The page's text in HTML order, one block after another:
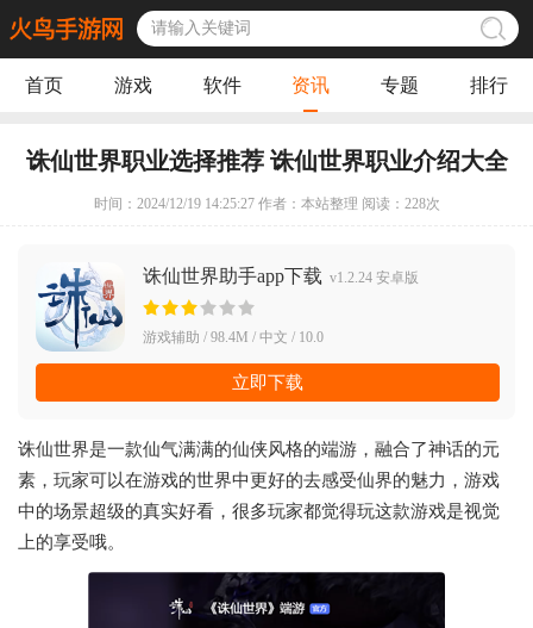
首页 游戏 软件 资讯 专题 排行
诛仙世界职业选择推荐 诛仙世界职业介绍大全
时间：2024/12/19 14:25:27 作者：本站整理 阅读： 228次
诛仙世界助手app下载 v1.2.24 安卓版
游戏辅助 / 98.4M / 中文 / 10.0
立即下载
诛仙世界是一款仙气满满的仙侠风格的端游，融合了神话的元
素，玩家可以在游戏的世界中更好的去感受仙界的魅力，游戏
中的场景超级的真实好看，很多玩家都觉得玩这款游戏是视觉
上的享受哦。